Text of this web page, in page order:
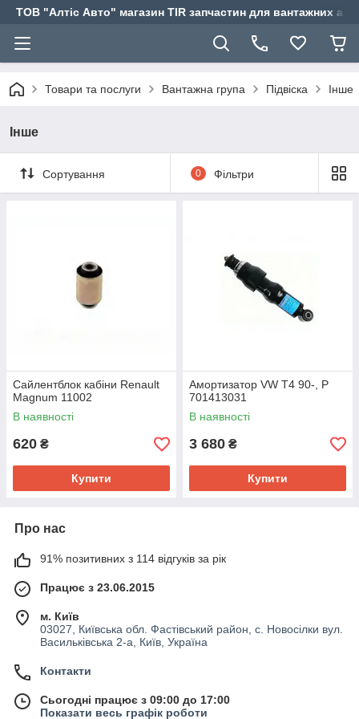
ТОВ "Алтіс Авто" магазин TIR запчастин для вантажних
Товари та послуги Вантажна група Підвіска Інше
Інше
Сортування 0 Фільтри
Сайлентблок кабіни Renault
Magnum 11002
В наявності
620 ₴
Купити
Амортизатор VW T4 90-, P
701413031
В наявності
3 680 ₴
Купити
Про нас
91% позитивних з 114 відгуків за рік
Працює з 23.06.2015
м. Київ
03027, Київська обл. Фастівський район, с. Новосілки вул.
Васильківська 2-а, Київ, Україна
Контакти
Сьогодні працює з 09:00 до 17:00
Показати весь графік роботи